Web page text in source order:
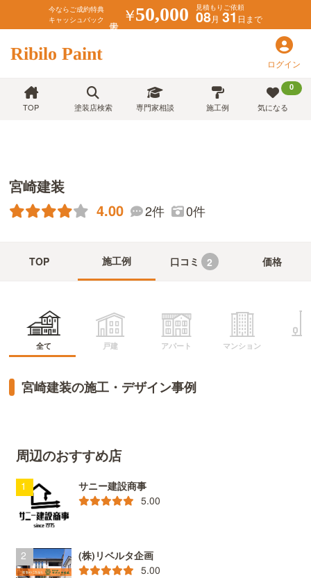
今ならご成約特典
キャッシュバック
￥50,000 見積もりご依頼
08月 31日まで
Ribilo Paint ログイン
TOP 塗装店検索 専門家相談 施工例
0
気になる
宮崎建装
4.00 2件 0件
TOP 施工例 口コミ 2 価格
全て 戸建 アパート マンション
宮崎建装の施工・デザイン事例
周辺のおすすめ店
サニー建設商事
5.00
(株)リベルタ企画
5.00